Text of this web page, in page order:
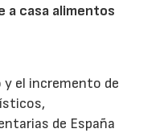
a casa alimentos
y el incremento de
de España